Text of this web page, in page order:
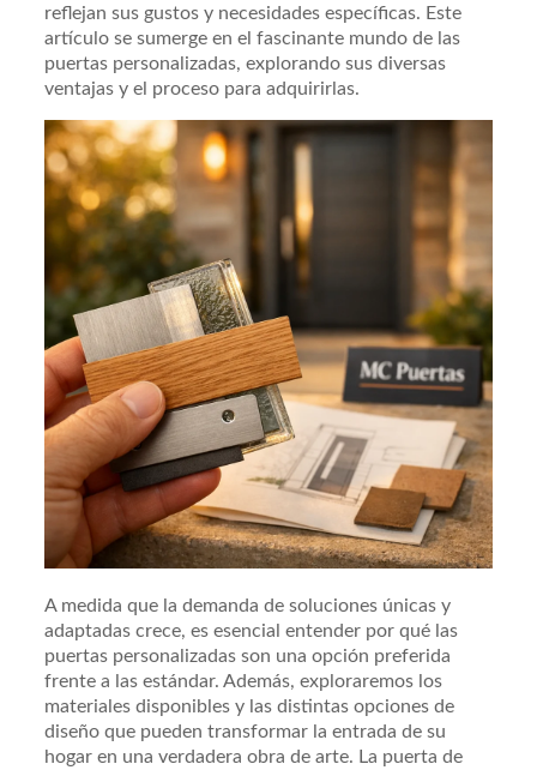
reflejan sus gustos y necesidades específicas. Este
artículo se sumerge en el fascinante mundo de las
puertas personalizadas, explorando sus diversas
ventajas y el proceso para adquirirlas.
A medida que la demanda de soluciones únicas y
adaptadas crece, es esencial entender por qué las
puertas personalizadas son una opción preferida
frente a las estándar. Además, exploraremos los
materiales disponibles y las distintas opciones de
diseño que pueden transformar la entrada de su
hogar en una verdadera obra de arte. La puerta de